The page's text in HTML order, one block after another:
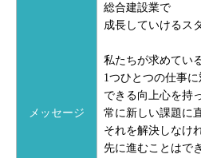
メッセージ
総合建設業で
成長していけるス
私たちが求めてい
1つひとつの仕事に
できる向上心を持
常に新しい課題に
それを解決しなけ
先に進むことはで